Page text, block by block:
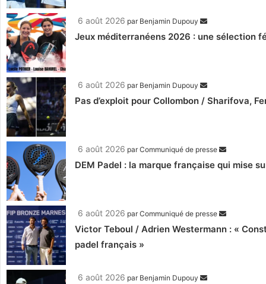
6 août 2026 par Benjamin Dupouy
Jeux méditerranéens 2026 : une sélection
6 août 2026 par Benjamin Dupouy
Pas d’exploit pour Collombon / Sharifova,
6 août 2026 parCommuniqué de presse
DEM Padel : la marque française qui mise
6 août 2026 parCommuniqué de presse
Victor Teboul / Adrien Westermann : «
padel français »
6 août 2026 par Benjamin Dupouy